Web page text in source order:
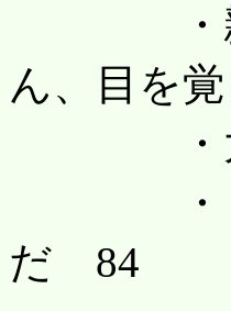
・親子
ん、目を
・大学
・「溺
だ 84